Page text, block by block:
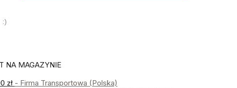
:)
NA MAGAZYNIE
zł - Firma Transportowa (Polska)